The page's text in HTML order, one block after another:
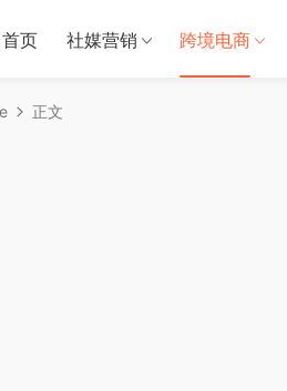
首页 社媒营销 跨境电商
正文